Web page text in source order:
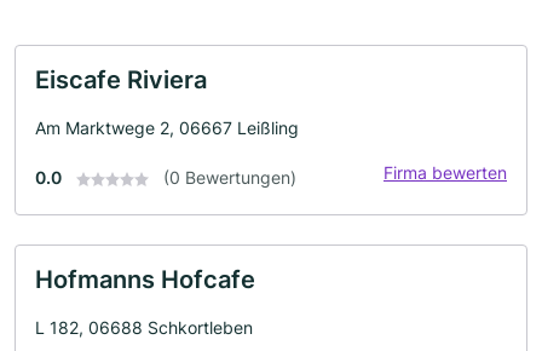
Eiscafe Riviera
Am Marktwege 2, 06667 Leißling
0.0 (0 Bewertungen) Firma bewerten
Hofmanns Hofcafe
L 182, 06688 Schkortleben